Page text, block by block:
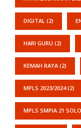
DIGITAL (2)
HARI GURU (2)
KEMAH RAYA (2)
MPLS 2023/2024(2)
MPLS SMPIA 21